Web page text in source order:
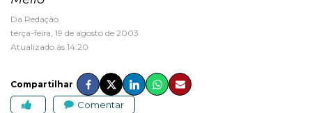
Da Redação
terça-feira, 19 de agosto de 2003
Atualizado às 14:20
Compartilhar
Comentar